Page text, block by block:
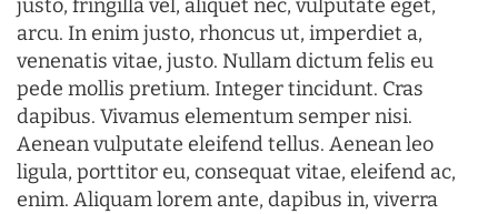
justo, fringilla vel, aliquet nec, vulputate eget,
arcu. In enim justo, rhoncus ut, imperdiet a,
venenatis vitae, justo. Nullam dictum felis eu
pede mollis pretium. Integer tincidunt. Cras
dapibus. Vivamus elementum semper nisi.
Aenean vulputate eleifend tellus. Aenean leo
ligula, porttitor eu, consequat vitae, eleifend ac,
enim. Aliquam lorem ante, dapibus in, viverra